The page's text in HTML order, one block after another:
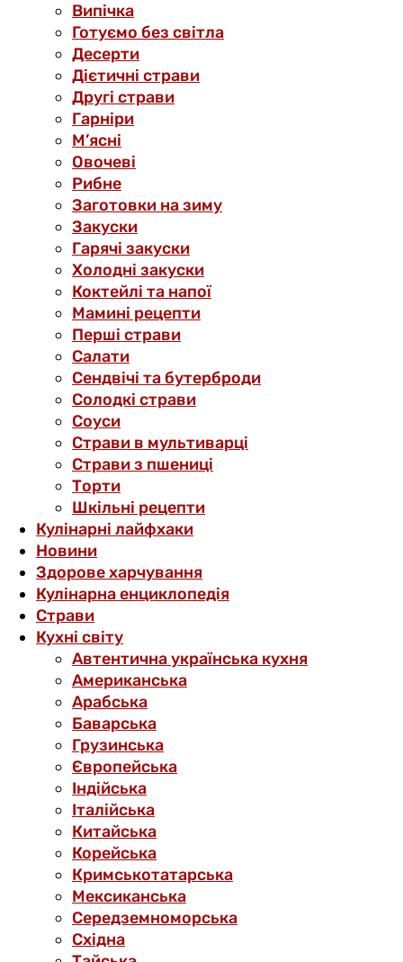
Випічка
Готуємо без світла
Десерти
Дієтичні страви
Другі страви
Гарніри
М’ясні
Овочеві
Рибне
Заготовки на зиму
Закуски
Гарячі закуски
Холодні закуски
Коктейлі та напої
Мамині рецепти
Перші страви
Салати
Сендвічі та бутерброди
Солодкі страви
Соуси
Страви в мультиварці
Страви з пшениці
Торти
Шкільні рецепти
Кулінарні лайфхаки
Новини
Здорове харчування
Кулінарна енциклопедія
Страви
Кухні світу
Автентична українська кухня
Американська
Арабська
Баварська
Грузинська
Європейська
Індійська
Італійська
Китайська
Корейська
Кримськотатарська
Мексиканська
Середземноморська
Східна